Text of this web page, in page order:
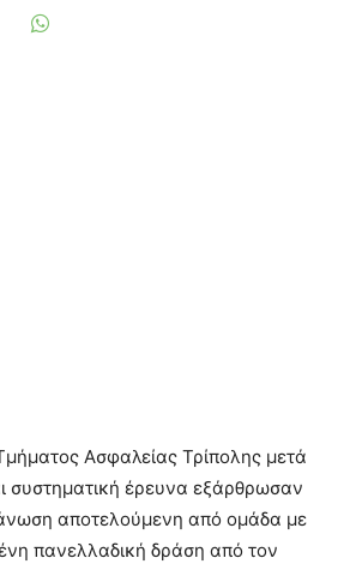
Ασφαλείας Τρίπολης μετά
συστηματική έρευνα εξάρθρωσαν
αποτελούμενη από ομάδα με
πανελλαδική δράση από τον